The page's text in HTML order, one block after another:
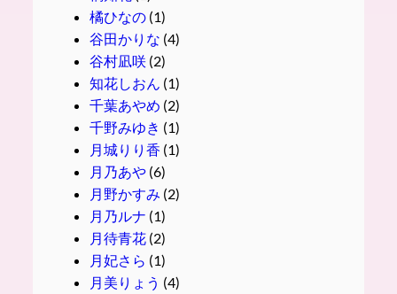
橘ひなの(1)
谷田かりな (4)
谷村凪咲(2)
知花しおん (1)
千葉あやめ (2)
千野みゆき (1)
月城りり香 (1)
月乃あや(6)
月野かすみ (2)
月乃ルナ (1)
月待青花(2)
月妃さら (1)
月美りょう (4)